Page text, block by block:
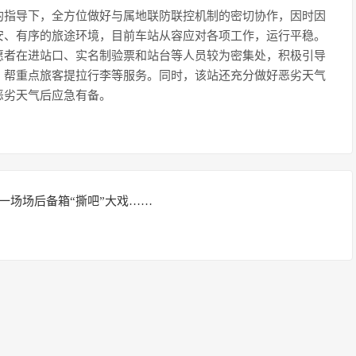
导下，全方位做好与属地联防联控机制的密切协作，因时因
有序的旅途环境，目前车站从容应对各项工作，运行平稳。
在进站口、实名制验票和站台等人员较为密集处，积极引导
重点旅客提拉行李等服务。同时，该站还充分做好恶劣天气
天气后应急有备。
场场后备箱“撕吧”大戏……